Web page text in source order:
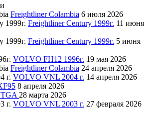
Freightliner Colambia 6 июля 2026
Freightliner Century 1999г. 11 июня
Freightliner Century 1999г. 5 июня
VOLVO FH12 1996г. 19 мая 2026
Freightliner Colambia 24 апреля 2026
VOLVO VNL 2004 г. 14 апреля 2026
8 апреля 2026
28 марта 2026
VOLVO VNL 2003 г. 27 февраля 2026